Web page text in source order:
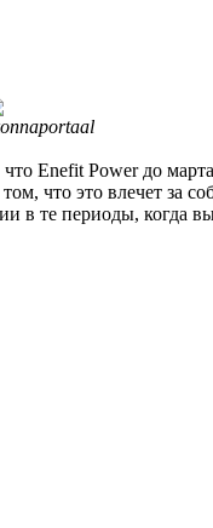
Enefit Power до
что это влечет за
те периоды, когда